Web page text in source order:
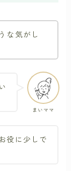
な気がし
まいママ
役に少しで